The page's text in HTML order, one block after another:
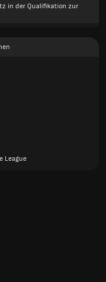
in der Qualifikation zur
League